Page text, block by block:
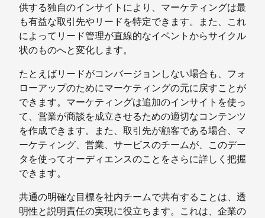
供する独自のインサイトにより、マーケティングは最
も有益な取引先やリードを特定できます。また、これ
によってリード管理が直線的なイベントからサイクル
状のものへと変化します。
たとえばリードがコンバージョンしない場合も、フォ
ローアップのためにマーケティングの元に戻すことが
できます。マーケティングは追加のインサイトを使っ
て、営業が商談を成立させるための適切なコンテンツ
を作成できます。また、取引先が顧客である場合、マ
ーケティング、営業、サービスのチームが、このデー
タを使ってオーディエンスのことをさらに詳しく把握
できます。
共通の明確な目標を社内チームで共有することは、透
明性と説明責任の実現に役立ちます。これは、企業の